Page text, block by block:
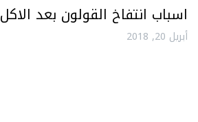
اسباب انتفاخ القولون بعد الاكل
أبريل 20, 2018